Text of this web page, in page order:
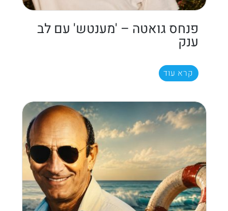
פנחס גואטה – 'מענטש' עם לב
ענק
קרא עוד